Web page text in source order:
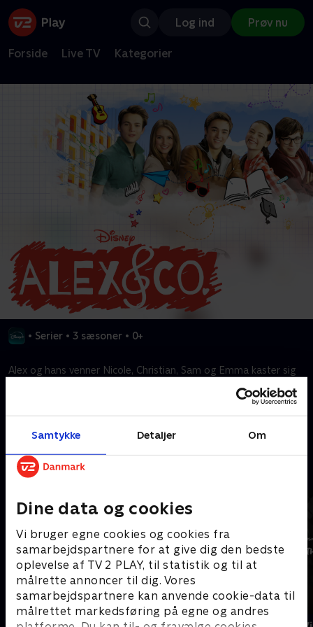
Samtykke Detaljer Om
Dine data og cookies
Vi bruger egne cookies og cookies fra
samarbejdspartnere for at give dig den bedste
oplevelse af TV 2 PLAY, til statistik og til at
målrette annoncer til dig. Vores
samarbejdspartnere kan anvende cookie-data til
målrettet markedsføring på egne og andres
Log ind Prøv nu
Forside Live TV Kategorier
• Serier • 3 sæsoner • 0+
Alex og hans venner Nicole, Christian, Sam og Emma kaster sig
Mere indhold fra Disney+